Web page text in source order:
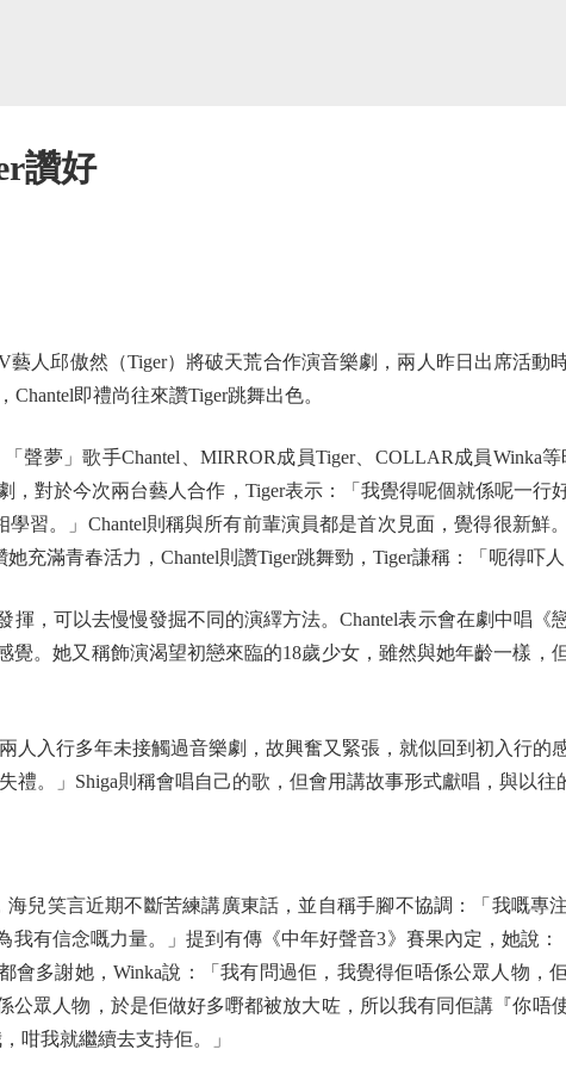
讚好
邱傲然（Tiger）將破天荒合作演音樂劇，兩人昨日出席活動
即禮尚往來讚Tiger跳舞出色。
夢」歌手Chantel、MIRROR成員Tiger、COLLAR成員Winka等
，對於今次兩台藝人合作，Tiger表示：「我覺得呢個就係呢一行
學習。」Chantel則稱與所有前輩演員都是首次見面，覺得很新鮮
充滿青春活力，Chantel則讚Tiger跳舞勁，Tiger謙稱：「呃得吓人
，可以去慢慢發掘不同的演繹方法。Chantel表示會在劇中唱《
覺。她又稱飾演渴望初戀來臨的18歲少女，雖然與她年齡一樣，
入行多年未接觸過音樂劇，故興奮又緊張，就似回到初入行的
禮。」Shiga則稱會唱自己的歌，但會用講故事形式獻唱，與以往
笑言近期不斷苦練講廣東話，並自稱手腳不協調：「我嘅專
我有信念嘅力量。」提到有傳《中年好聲音3》賽果內定，她說：
會多謝她，Winka說：「我有問過佢，我覺得佢唔係公眾人物，
公眾人物，於是佢做好多嘢都被放大咗，所以我有同佢講『你唔
咁我就繼續去支持佢。」